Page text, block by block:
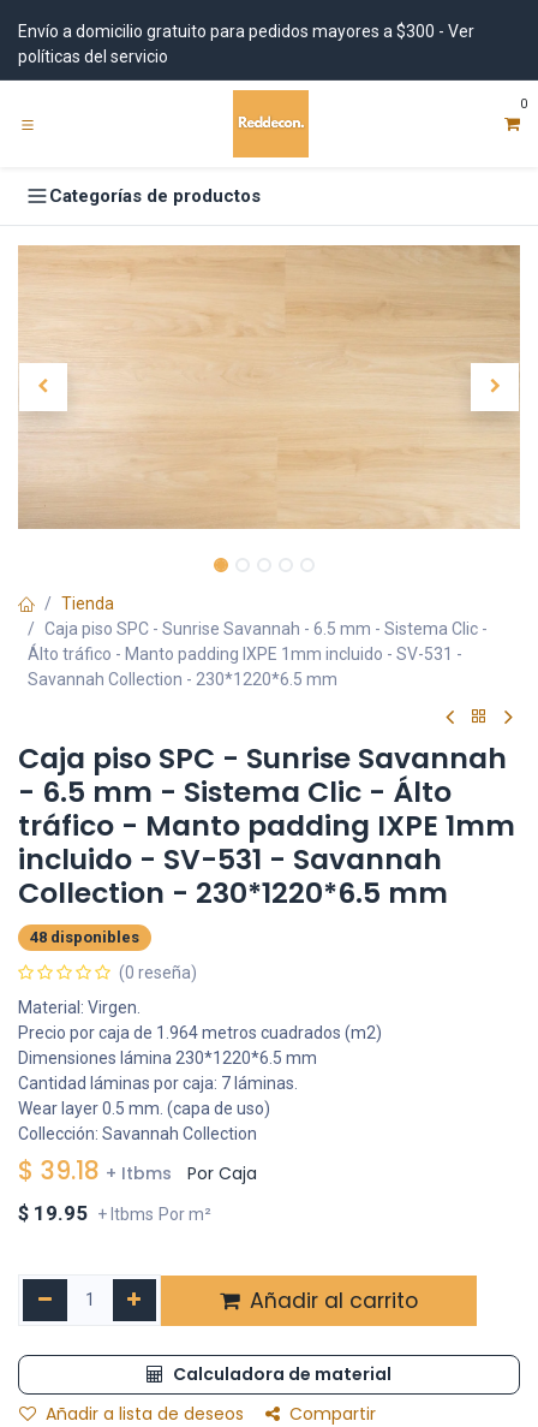
Envío a domicilio gratuito para pedidos mayores a $300 - Ver
políticas del servicio
0
Categorías de productos
Tienda
Caja piso SPC - Sunrise Savannah - 6.5 mm - Sistema Clic -
Álto tráfico - Manto padding IXPE 1mm incluido - SV-531 -
Savannah Collection - 230*1220*6.5 mm
Caja piso SPC - Sunrise Savannah
- 6.5 mm - Sistema Clic - Álto
tráfico - Manto padding IXPE 1mm
incluido - SV-531 - Savannah
Collection - 230*1220*6.5 mm
48 disponibles
(0 reseña)
Material: Virgen.
Precio por caja de 1.964 metros cuadrados (m2)
Dimensiones lámina 230*1220*6.5 mm
Cantidad láminas por caja: 7 láminas.
Wear layer 0.5 mm. (capa de uso)
Collección: Savannah Collection
$ 39.18 + Itbms
Por Caja
$ 19.95 + Itbms Por m²
Añadir al carrito
Calculadora de material
Añadir a lista de deseos
Compartir